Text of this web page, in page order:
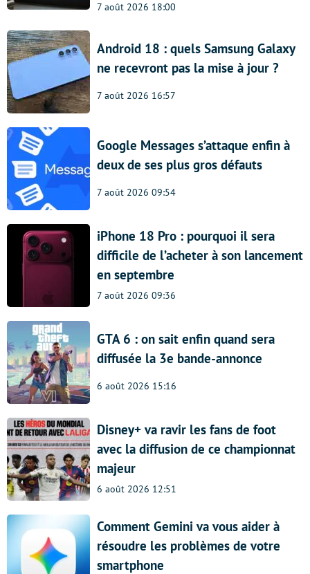
7 août 2026 18:00
Android 18 : quels Samsung Galaxy
ne recevront pas la mise à jour ?
7 août 2026 16:57
Google Messages s’attaque enfin à
deux de ses plus gros défauts
7 août 2026 09:54
iPhone 18 Pro : pourquoi il sera
difficile de l’acheter à son lancement
en septembre
7 août 2026 09:36
GTA 6 : on sait enfin quand sera
diffusée la 3e bande-annonce
6 août 2026 15:16
Disney+ va ravir les fans de foot
avec la diffusion de ce championnat
majeur
6 août 2026 12:51
Comment Gemini va vous aider à
résoudre les problèmes de votre
smartphone